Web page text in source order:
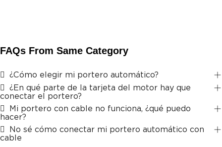
FAQs From Same Category
¿Cómo elegir mi portero automático?
¿En qué parte de la tarjeta del motor hay que
conectar el portero?
Mi portero con cable no funciona, ¿qué puedo
hacer?
No sé cómo conectar mi portero automático con
cable